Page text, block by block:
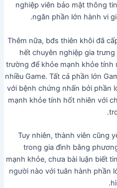
nghiệp viên bảo mật thông
ngăn phần lớn hành vi
Thêm nữa, bđs thiên khôi đã
hết chuyên nghiệp gia
trường để khỏe mạnh khỏe tính
nhiều Game. Tất cả phần lớn
với bệnh chứng nhấn bởi phần
mạnh khỏe tính hốt nhiên với
Tuy nhiên, thành viên cũng
trong gia đình bằng
mạnh khỏe, chưa bài luận biết
người nào với tuân hành phần